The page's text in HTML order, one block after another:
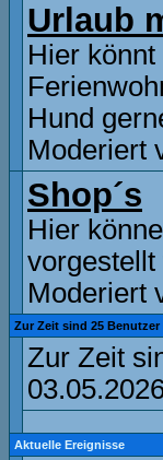
Urlaub
Hier
Hund
Moderiert
Shop´s
Hier
vorgestellt
Moderiert
Zur Zeit sind 25 Benutzer
Zur Zeit
Aktuelle Ereignisse